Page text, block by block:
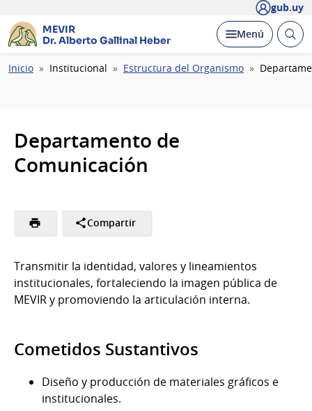
gub.uy
MEVIR
Dr. Alberto Gallinal Heber
Desplegar
Menú Abrir
Ruta
Inicio Institucional Estructura del Organismo
Departamento de
Comunicación
Compartir
Transmitir la identidad, valores y lineamientos
institucionales, fortaleciendo la imagen pública de
MEVIR y promoviendo la articulación interna.
Cometidos Sustantivos
Diseño y producción de materiales gráficos e
institucionales.